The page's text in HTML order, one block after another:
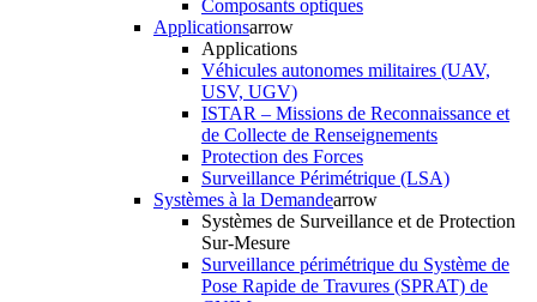
Composants optiques
Applicationsarrow
Applications
Véhicules autonomes militaires (UAV,
USV, UGV)
ISTAR – Missions de Reconnaissance et
de Collecte de Renseignements
Protection des Forces
Surveillance Périmétrique (LSA)
Systèmes à la Demandearrow
Systèmes de Surveillance et de Protection
Sur-Mesure
Surveillance périmétrique du Système de
Pose Rapide de Travures (SPRAT) de